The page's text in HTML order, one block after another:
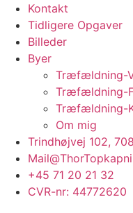
Kontakt
Tidligere Opgaver
Billeder
Byer
Træfældning-
Træfældning-
Træfældning-
Om mig
Trindhøjvej 102,
+45 71 20 21 32
CVR-nr: 44772620